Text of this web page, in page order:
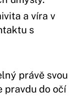
a víra v
s
právě svou
pravdu do očí